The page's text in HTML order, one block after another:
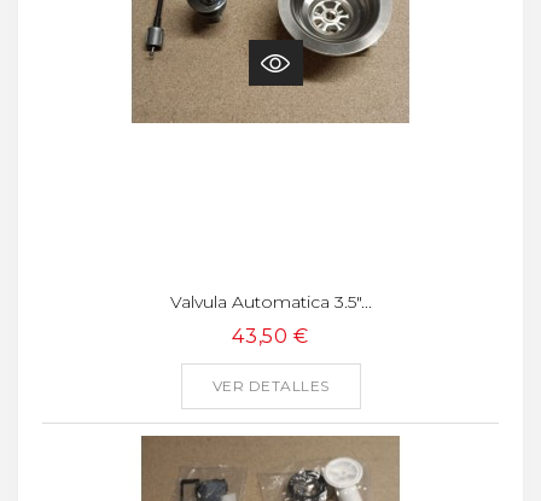
Valvula Automatica 3.5"...
43,50 €
VER DETALLES